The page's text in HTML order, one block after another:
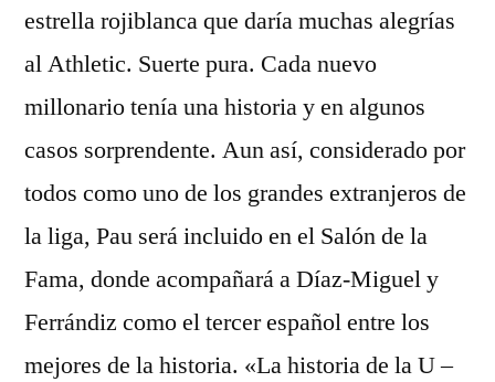
estrella rojiblanca que daría muchas alegrías
al Athletic. Suerte pura. Cada nuevo
millonario tenía una historia y en algunos
casos sorprendente. Aun así, considerado por
todos como uno de los grandes extranjeros de
la liga, Pau será incluido en el Salón de la
Fama, donde acompañará a Díaz-Miguel y
Ferrándiz como el tercer español entre los
mejores de la historia. «La historia de la U –